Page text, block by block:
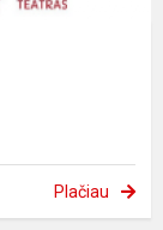
Plačiau